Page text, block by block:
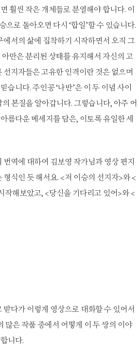
훨씬 작은 개체들로 분열해야 합니다. 이
으로 돌아오면 다시 ‘합일’할 수 있습니다.
에서의 삶에 집착하기 시작하면서 오직 그
만은 분리된 상태를 유지해서 자신의 고
지자들은 고유한 인격이란 것은 없으며
습니다. 주인공 ‘나반’은 이 두 이념 사이
본질을 알아갑니다. 그렇습니다, 아주 어
름다운 메세지를 담은, 이토록 유일한 세
역에 대하여 김보영 작가님과 영상 편지
식인 듯 해서요. <저 이승의 선지자>와 <
작해보았고, <당신을 기다리고 있어>와 <
다가 이렇게 영상으로 대화할 수 있어서
많은 작품 중에서 어떻게 이 두 쌍의 이야
니다.